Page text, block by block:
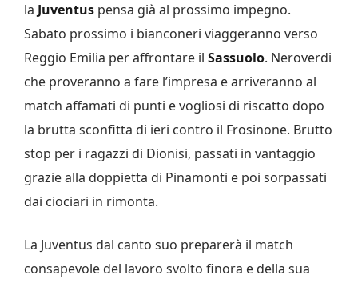
la Juventus pensa già al prossimo impegno.
Sabato prossimo i bianconeri viaggeranno verso
Reggio Emilia per affrontare il Sassuolo. Neroverdi
che proveranno a fare l’impresa e arriveranno al
match affamati di punti e vogliosi di riscatto dopo
la brutta sconfitta di ieri contro il Frosinone. Brutto
stop per i ragazzi di Dionisi, passati in vantaggio
grazie alla doppietta di Pinamonti e poi sorpassati
dai ciociari in rimonta.
La Juventus dal canto suo preparerà il match
consapevole del lavoro svolto finora e della sua